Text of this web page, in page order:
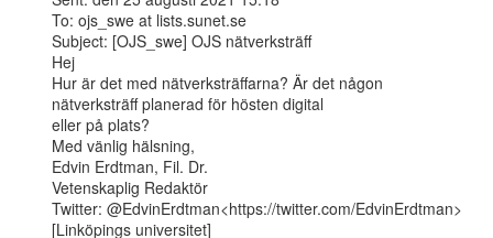
To: ojs_swe at lists.sunet.se
Subject: [OJS_swe] OJS nätverksträff
Hej
Hur är det med nätverksträffarna? Är det någon
nätverksträff planerad för hösten digital
eller på plats?
Med vänlig hälsning,
Edvin Erdtman, Fil. Dr.
Vetenskaplig Redaktör
Twitter: @EdvinErdtman<https://twitter.com/EdvinErdtman>
[Linköpings universitet]